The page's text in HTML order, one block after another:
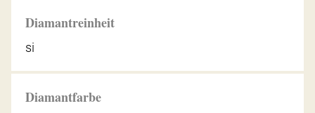
Diamantreinheit
si
Diamantfarbe